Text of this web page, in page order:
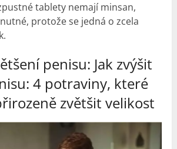
tablety nemají minsan,
protože se jedná o zcela
penisu: Jak zvýšit
4 potraviny, které
zvětšit velikost